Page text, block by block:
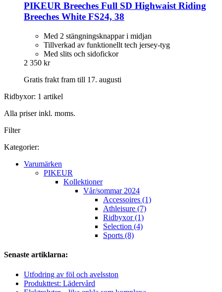
PIKEUR Breeches Full SD Highwaist Riding
Breeches White FS24, 38
Med 2 stängningsknappar i midjan
Tillverkad av funktionellt tech jersey-tyg
Med slits och sidofickor
2 350 kr
Gratis frakt fram till 17. augusti
Ridbyxor: 1 artikel
Alla priser inkl. moms.
Filter
Kategorier:
Varumärken
PIKEUR
Kollektioner
Vår/sommar 2024
Accessoires (1)
Athleisure (7)
Ridbyxor (1)
Selection (4)
Sports (8)
Senaste artiklarna:
Utfodring av föl och avelsston
Produkttest: Lädervård